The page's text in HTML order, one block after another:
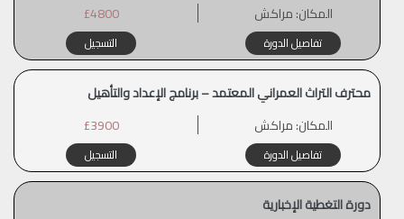
المكان:مراكش £4800
تفاصيل الدورة التسجيل
محترف التراث العمراني المعتمد – برنامج الإعداد والتأهيل
المكان:مراكش £3900
تفاصيل الدورة التسجيل
دورة التغطية الإخبارية